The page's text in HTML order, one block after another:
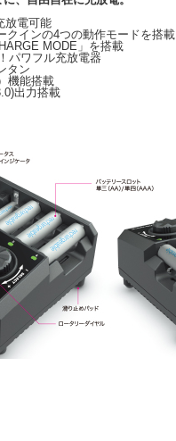
放電可能
クインの4つの動作モードを搭載
MODE」を搭載
パワフル充放電器
タン
機能搭載
出力搭載